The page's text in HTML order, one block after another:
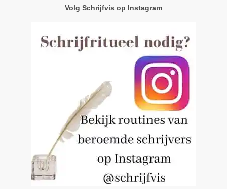
Volg Schrijfvis op Instagram